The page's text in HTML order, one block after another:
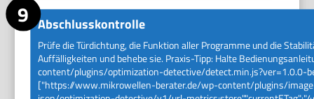
Abschlusskontrolle
Prüfe die Türdichtung, die Funktion aller Programme und die
Auffälligkeiten und behebe sie. Praxis-Tipp: Halte
content/plugins/optimization-detective/detect.min.js?ver=1.0.0-
["https://www.mikrowellen-berater.de/wp-content/plugins/